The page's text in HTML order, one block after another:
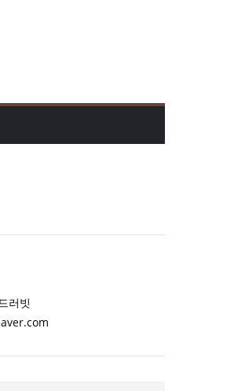
러빗